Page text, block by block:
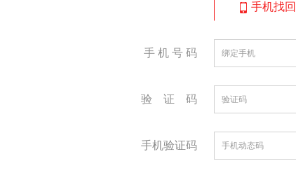
手机找回
手 机 号 码
验 证 码
手机验证码